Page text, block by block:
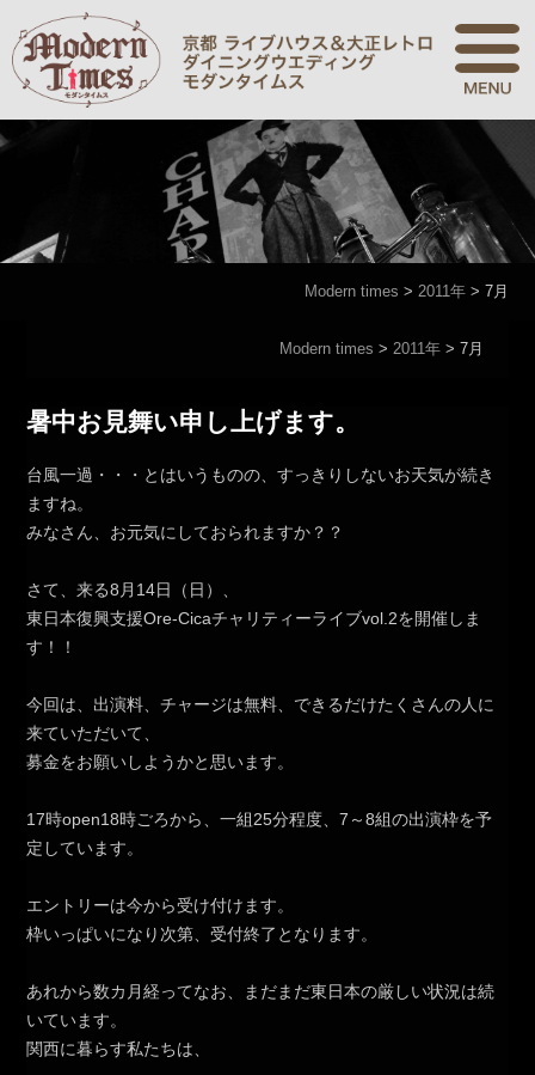
Modern times > 2011年> 7月
Modern times >2011年 >7月
暑中お見舞い申し上げます。
台風一過・・・とはいうものの、すっきりしないお天気が続き
ますね。
みなさん、お元気にしておられますか？？
さて、来る8月14日（日）、
東日本復興支援Ore-Cicaチャリティーライブvol.2を開催しま
す！！
今回は、出演料、チャージは無料、できるだけたくさんの人に
来ていただいて、
募金をお願いしようかと思います。
17時open18時ごろから、一組25分程度、7～8組の出演枠を予
定しています。
エントリーは今から受け付けます。
枠いっぱいになり次第、受付終了となります。
あれから数カ月経ってなお、まだまだ東日本の厳しい状況は続
いています。
関西に暮らす私たちは、